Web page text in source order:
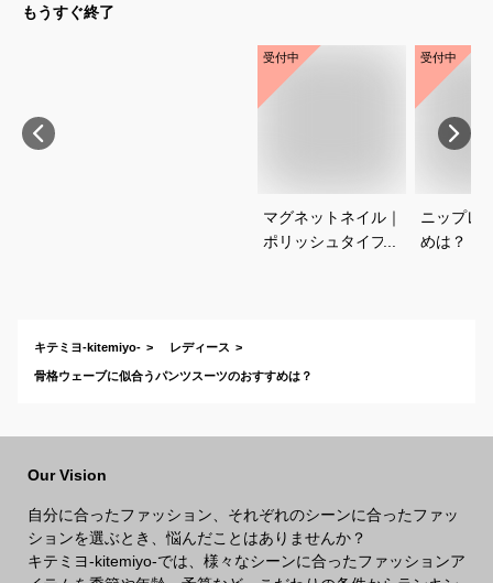
もうすぐ終了
受付中
マグネットネイル｜
ポリッシュタイプで
受付中
ニップレ
めは？
キテミヨ-kitemiyo- レディース
骨格ウェーブに似合うパンツスーツのおすすめは？
Our Vision
自分に合ったファッション、それぞれのシーンに合ったファッ
ションを選ぶとき、悩んだことはありませんか？
キテミヨ-kitemiyo-では、様々なシーンに合ったファッションア